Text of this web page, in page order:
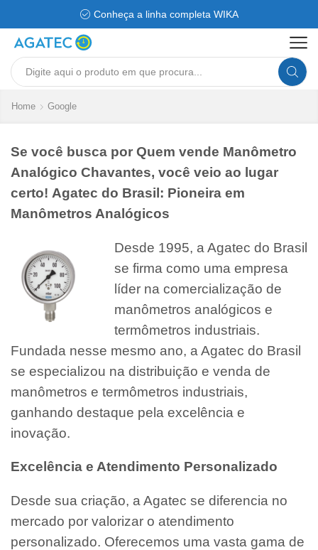
Conheça a linha completa WIKA
Search
Home Google
Se você busca por Quem vende Manômetro
Analógico Chavantes, você veio ao lugar
certo! Agatec do Brasil: Pioneira em
Manômetros Analógicos
Desde 1995, a Agatec do Brasil
se firma como uma empresa
líder na comercialização de
manômetros analógicos e
termômetros industriais.
Fundada nesse mesmo ano, a Agatec do Brasil
se especializou na distribuição e venda de
manômetros e termômetros industriais,
ganhando destaque pela excelência e
inovação.
Excelência e Atendimento Personalizado
Desde sua criação, a Agatec se diferencia no
mercado por valorizar o atendimento
personalizado. Oferecemos uma vasta gama de